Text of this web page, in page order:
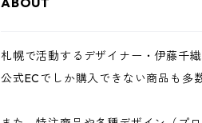
札幌で活動するデザイナー・伊藤千
公式ECでしか購入できない商品も多